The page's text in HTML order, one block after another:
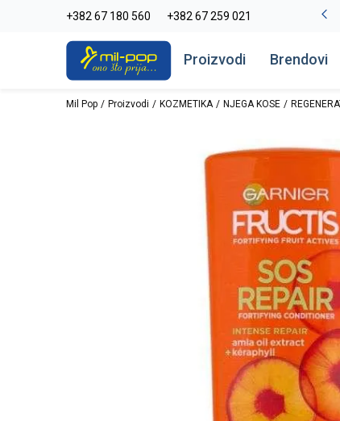
+382 67 180 560 +382 67 259 021
-20% na kompletan asortiman Pogledaj više
Proizvodi Brendovi
Mil Pop Proizvodi KOZMETIKA NJEGA KOSE